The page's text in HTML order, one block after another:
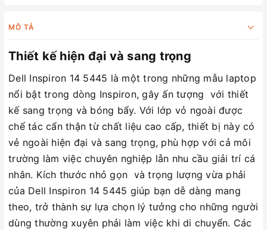
MÔ TẢ
Thiết kế hiện đại và sang trọng
Dell Inspiron 14 5445 là một trong những mẫu laptop
nổi bật trong dòng Inspiron, gây ấn tượng với thiết
kế sang trọng và bóng bẩy. Với lớp vỏ ngoài được
chế tác cẩn thận từ chất liệu cao cấp, thiết bị này có
vẻ ngoài hiện đại và sang trọng, phù hợp với cả môi
trường làm việc chuyên nghiệp lẫn nhu cầu giải trí cá
nhân. Kích thước nhỏ gọn và trọng lượng vừa phải
của Dell Inspiron 14 5445 giúp bạn dễ dàng mang
theo, trở thành sự lựa chọn lý tưởng cho những người
dùng thường xuyên phải làm việc khi di chuyển. Các